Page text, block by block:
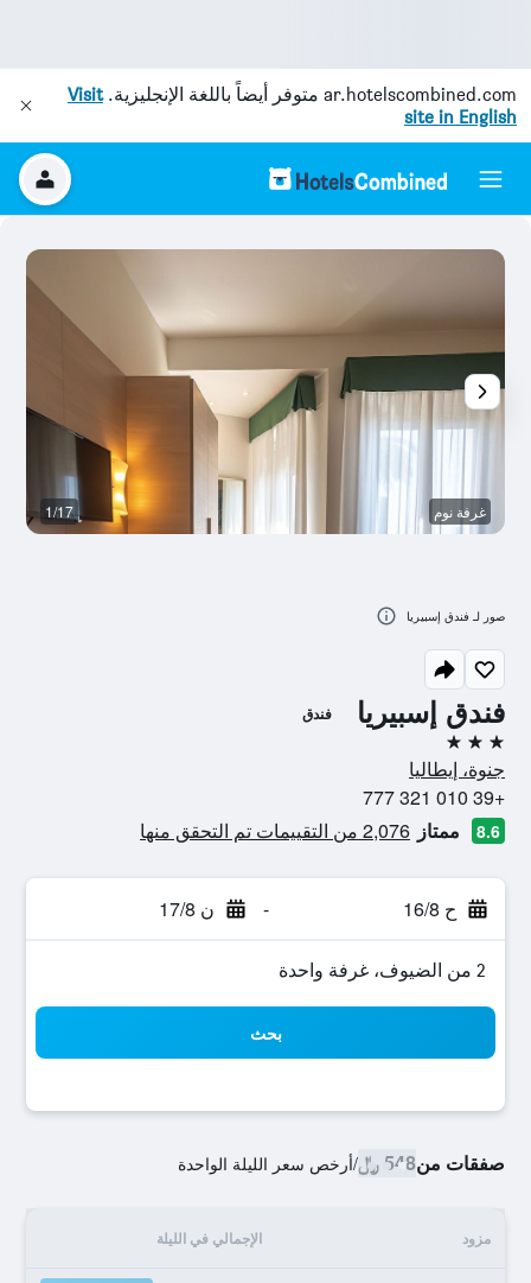
ar.hotelscombined.com متوفر أيضاً باللغة الإنجليزية.Visit
site in English
فندق إسبيريا فندق
3 نجوم
جنوة، إيطاليا
+39 010 321 777
8.6 ممتاز 2,076 من التقييمات تم التحقق منها
ح 16/8 - ن 17/8
2 من الضيوف، غرفة واحدة
بحث
صفقات من548 ﷼ /أرخص سعر الليلة الواحدة
مزود الإجمالي في الليلة
غرفة نوم 1/17
صور لـ فندق إسبيريا